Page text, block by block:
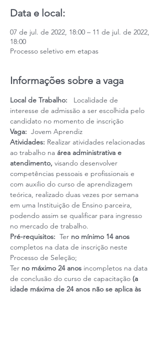
Data e local:
07 de jul. de 2022, 18:00 – 11 de jul. de 2022,
18:00
Processo seletivo em etapas
Informações sobre a vaga
Local de Trabalho: Localidade de
interesse de admissão a ser escolhida pelo
candidato no momento de inscrição
Vaga: Jovem Aprendiz
Atividades: Realizar atividades relacionadas
ao trabalho na área administrativa e
atendimento, visando desenvolver
competências pessoais e profissionais e
com auxílio do curso de aprendizagem
teórica, realizado duas vezes por semana
em uma Instituição de Ensino parceira,
podendo assim se qualificar para ingresso
no mercado de trabalho.
Pré-requisitos: Ter no mínimo 14 anos
completos na data de inscrição neste
Processo de Seleção;
Ter no máximo 24 anos incompletos na data
de conclusão do curso de capacitação (a
idade máxima de 24 anos não se aplica às